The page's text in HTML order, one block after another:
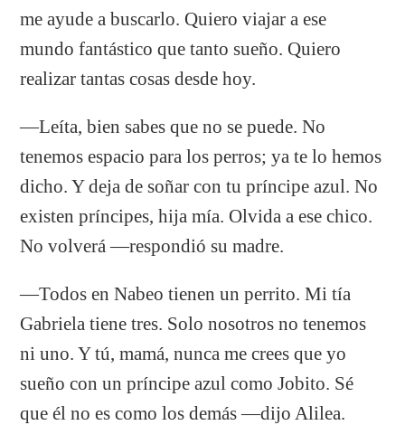
me ayude a buscarlo. Quiero viajar a ese
mundo fantástico que tanto sueño. Quiero
realizar tantas cosas desde hoy.
—Leíta, bien sabes que no se puede. No
tenemos espacio para los perros; ya te lo hemos
dicho. Y deja de soñar con tu príncipe azul. No
existen príncipes, hija mía. Olvida a ese chico.
No volverá —respondió su madre.
—Todos en Nabeo tienen un perrito. Mi tía
Gabriela tiene tres. Solo nosotros no tenemos
ni uno. Y tú, mamá, nunca me crees que yo
sueño con un príncipe azul como Jobito. Sé
que él no es como los demás —dijo Alilea.